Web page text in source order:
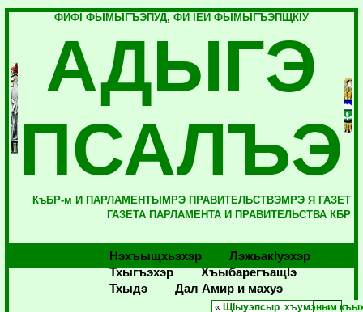
ФИФI ФЫМЫГЪЭПУД, ФИ IЕЙ ФЫМЫГЪЭПЩКIУ
АДЫГЭ
ПСАЛЪЭ
КъБР-м И ПАРЛАМЕНТЫМРЭ ПРАВИТЕЛЬСТВЭМРЭ Я ГАЗЕТ
ГАЗЕТА ПАРЛАМЕНТА И ПРАВИТЕЛЬСТВА КБР
Нэхъыщхьэхэр
Лэжьакlуэхэр
Тхыгъэхэр
Хъыбарегъащlэ
Тхыдэ
Дал Амир и махуэ
« ЩIыуэпсыр хъумэным